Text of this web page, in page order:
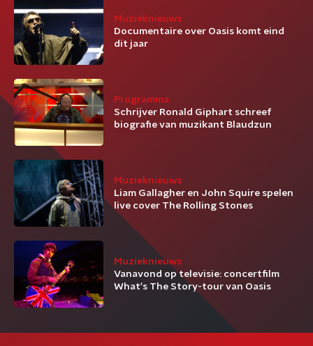
Muzieknieuws
Documentaire over Oasis komt eind
dit jaar
Programma
Schrijver Ronald Giphart schreef
biografie van muzikant Blaudzun
Muzieknieuws
Liam Gallagher en John Squire spelen
live cover The Rolling Stones
Muzieknieuws
Vanavond op televisie: concertfilm
What's The Story-tour van Oasis